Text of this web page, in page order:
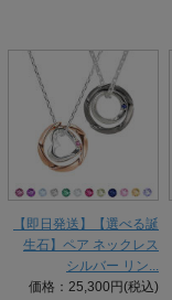
【即日発送】【選べる誕
生石】ペア ネックレス
シルバー リン...
価格：25,300円(税込)